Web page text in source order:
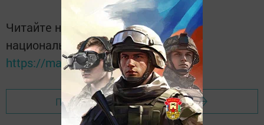
Читайте новости Татарстана в
национальном мессенджере MАХ:
https://max.ru/tatmedia
Перейти на страницу новости